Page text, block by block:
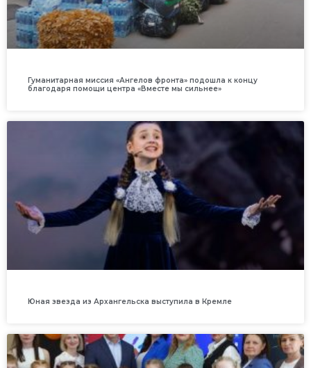
Гуманитарная миссия «Ангелов фронта» подошла к концу
благодаря помощи центра «Вместе мы сильнее»
Юная звезда из Архангельска выступила в Кремле